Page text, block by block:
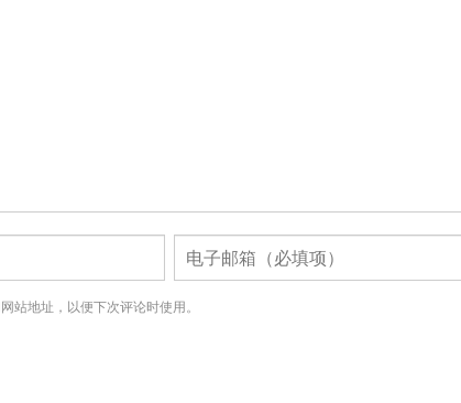
站地址，以便下次评论时使用。